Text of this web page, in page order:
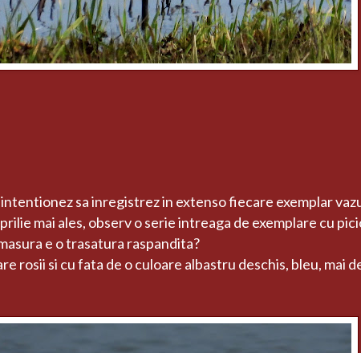
sa inregistrez in extenso fiecare exemplar
mai ales, observ o serie intreaga de exemplare cu
e o trasatura raspandita?
rosii si cu fata de o culoare albastru deschis, bleu, mai